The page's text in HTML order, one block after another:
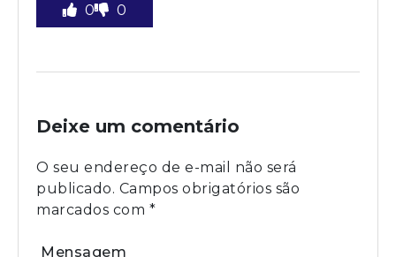
0 0
Deixe um comentário
O seu endereço de e-mail não será
publicado. Campos obrigatórios são
marcados com *
Mensagem